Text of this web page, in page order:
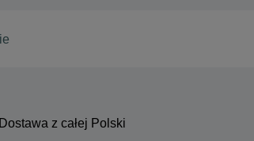
Dostawa z całej Polski